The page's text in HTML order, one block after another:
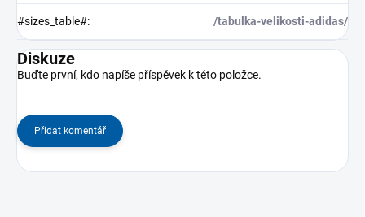
#sizes_table#: /tabulka-velikosti-adidas/
Diskuze
Buďte první, kdo napíše příspěvek k této položce.
Přidat komentář